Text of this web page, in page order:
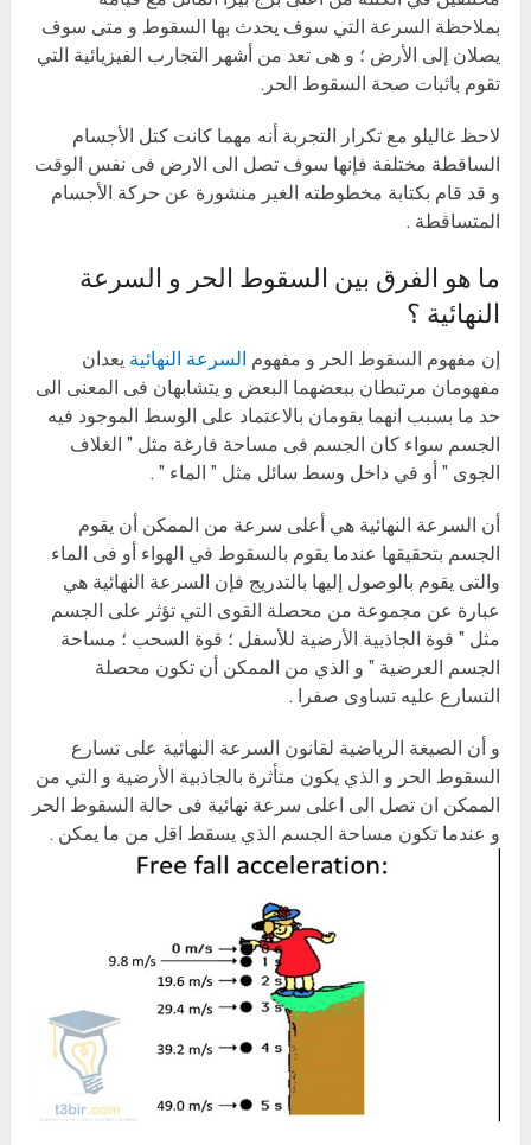
بملاحظة السرعة التي سوف يحدث بها السقوط و متى سوف
يصلان إلى الأرض ؛ و هى تعد من أشهر التجارب الفيزيائية التي
تقوم باثبات صحة السقوط الحر.
لاحظ غاليلو مع تكرار التجربة أنه مهما كانت كتل الأجسام
الساقطة مختلفة فإنها سوف تصل الى الارض فى نفس الوقت
و قد قام بكتابة مخطوطته الغير منشورة عن حركة الأجسام
المتساقطة .
ما هو الفرق بين السقوط الحر و السرعة
النهائية ؟
إن مفهوم السقوط الحر و مفهوم السرعة النهائية يعدان
مفهومان مرتبطان ببعضهما البعض و يتشابهان فى المعنى الى
حد ما بسبب انهما يقومان بالاعتماد على الوسط الموجود فيه
الجسم سواء كان الجسم فى مساحة فارغة مثل ” الغلاف
الجوى ” أو في داخل وسط سائل مثل ” الماء ” .
أن السرعة النهائية هي أعلى سرعة من الممكن أن يقوم
الجسم بتحقيقها عندما يقوم بالسقوط في الهواء أو فى الماء
والتى يقوم بالوصول إليها بالتدريج فإن السرعة النهائية هي
عبارة عن مجموعة من محصلة القوى التي تؤثر على الجسم
مثل ” قوة الجاذبية الأرضية للأسفل ؛ قوة السحب ؛ مساحة
الجسم العرضية ” و الذي من الممكن أن تكون محصلة
التسارع عليه تساوى صفرا .
و أن الصيغة الرياضية لقانون السرعة النهائية على تسارع
السقوط الحر و الذي يكون متأثرة بالجاذبية الأرضية و التي من
الممكن ان تصل الى اعلى سرعة نهائية فى حالة السقوط الحر
و عندما تكون مساحة الجسم الذي يسقط اقل من ما يمكن .